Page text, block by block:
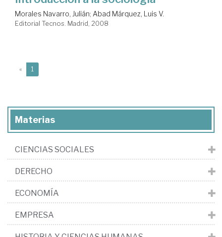
Morales Navarro, Julián; Abad Márquez, Luis V.
Editorial Tecnos. Madrid, 2008
« 1
Materias
CIENCIAS SOCIALES
DERECHO
ECONOMÍA
EMPRESA